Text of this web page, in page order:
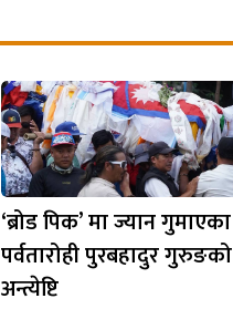
‘ब्रोड पिक’ मा ज्यान गुमाएका
पर्वतारोही पुरबहादुर गुरुङको
अन्त्येष्टि